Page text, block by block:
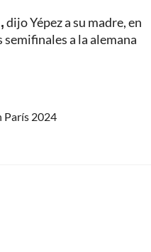
dijo Yépez a su madre, en
a la alemana
París 2024